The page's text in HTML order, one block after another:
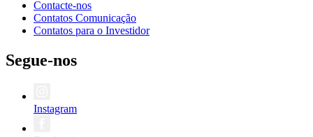
Contacte-nos
Contatos Comunicação
Contatos para o Investidor
Segue-nos
Instagram